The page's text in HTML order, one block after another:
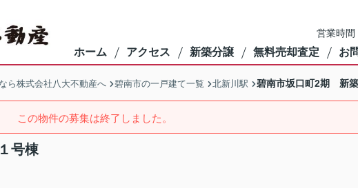
営業時
ホーム アクセス 新築分譲 無料売却査定 お
ら株式会社八大不動産へ 碧南市の一戸建て一覧 北新川駅 碧南市坂口町2期 新
この物件の募集は終了しました。
号棟